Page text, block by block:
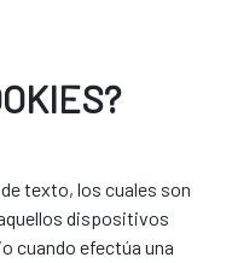
texto, los cuales son
dispositivos
cuando efectúa una